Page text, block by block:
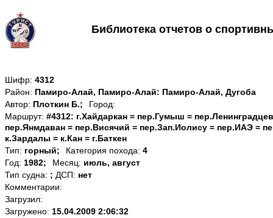
Библиотека отчетов о
Шифр: 4312
Район: Памиро-Алай, Памиро-Алай: Памиро-Алай, Дугоба
Автор: Плоткин Б.;
Город:
Маршрут: #4312: г.Хайдаркан = пер.Гумыш =
пер.Янмдаван = пер.Висячий = пер.Зап.Иолису = пер.ИАЭ =
к.Зардалы = к.Кан = г.Баткен
Тип: горный; Категория похода: 4
Год: 1982; Месяц: июль, август
Тип судна: ; ДСП: нет
Комментарии:
Загрузил:
Загружено: 15.04.2009 2:06:32